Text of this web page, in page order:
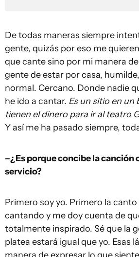
De todas maneras siempre
gente, quizás por eso me
que cante sino por mi manera de
gente de estar por casa,
normal. Cercano. Donde nadie
he ido a cantar. Es un sitio en un
tienen el dinero para ir al teatro
Y así me ha pasado siempre,
–¿Es porque concibe la canción
servicio?
Primero soy yo. Primero la
cantando y me doy cuenta de
totalmente inspirado. Sé que la
platea estará igual que yo. Esas